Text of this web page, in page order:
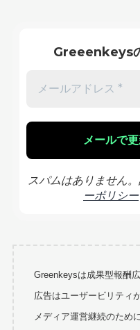
Greeenkeys
スパムはありません。
ーポリシー
Greenkeysは成果型報酬
広告はユーザービリティ
メディア運営継続のため